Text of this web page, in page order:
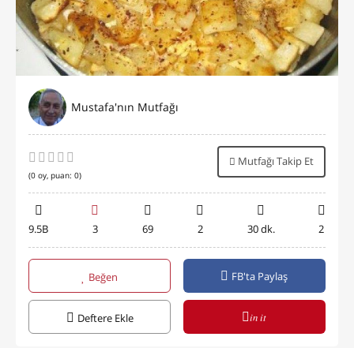
Mustafa'nın Mutfağı
(0 oy, puan: 0)
Mutfağı Takip Et
9.5B 3 69 2 30 dk. 2
Beğen FB'ta Paylaş
Deftere Ekle in it